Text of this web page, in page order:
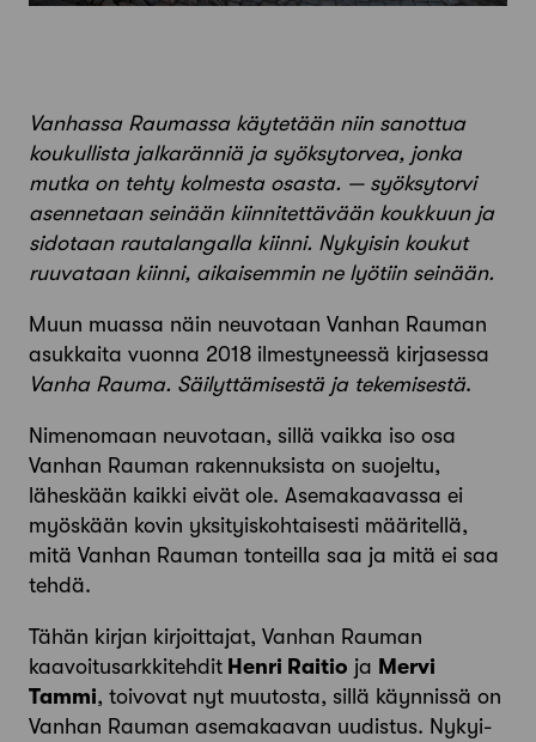
Vanhassa Raumassa käytetään niin sanottua
koukullista jalkaränniä ja syöksytorvea, jonka
mutka on tehty kolmesta osasta. — syöksytorvi
asennetaan seinään kiinnitettävään koukkuun ja
sidotaan rautalangalla kiinni. Nykyisin koukut
ruuvataan kiinni, aikaisemmin ne lyötiin seinään.
Muun muassa näin neuvotaan Vanhan Rauman
asukkaita vuonna 2018 ilmestyneessä kirjasessa
Vanha Rauma. Säilyttämisestä ja tekemisestä.
Nimenomaan neuvotaan, sillä vaikka iso osa
Vanhan Rau­man rakennuksista on suojeltu,
läheskään kaikki eivät ole. Ase­makaavassa ei
myöskään kovin yksityiskohtaisesti määritellä,
mitä Vanhan Rauman tonteilla saa ja mitä ei saa
tehdä.
Tähän kirjan kirjoittajat, Vanhan Rauman
kaavoitusarkkiteh­dit Henri Raitio ja Mervi
Tammi, toivovat nyt muutosta, sillä käynnissä on
Vanhan Rauman asemakaavan uudistus. Nykyi­